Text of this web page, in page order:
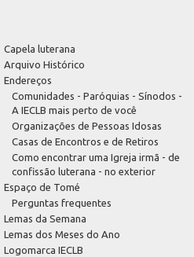
Capela luterana
Arquivo Histórico
Endereços
Comunidades - Paróquias - Sínodos -
A IECLB mais perto de você
Organizações de Pessoas Idosas
Casas de Encontros e de Retiros
Como encontrar uma Igreja irmã - de
confissão luterana - no exterior
Espaço de Tomé
Perguntas frequentes
Lemas da Semana
Lemas dos Meses do Ano
Logomarca IECLB